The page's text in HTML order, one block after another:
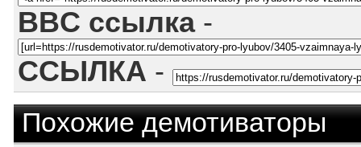
BBC ссылка-
ССЫЛКА -
Похожие демотиваторы